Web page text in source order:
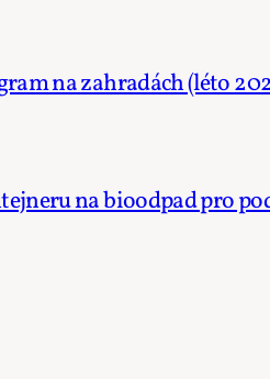
na zahradách (léto
na bioodpad pro